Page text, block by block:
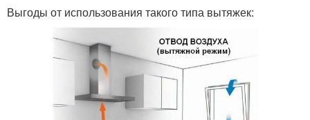
Выгоды от использования такого типа вытяжек: